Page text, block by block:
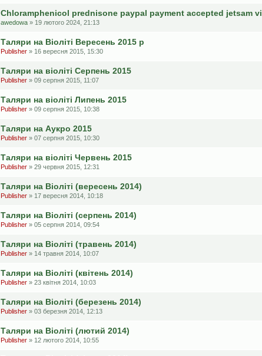
Chloramphenicol prednisone paypal payment accepted jetsam vi
awedowa » 19 лютого 2024, 21:13
Таляри на Віоліті Вересень 2015 р
Publisher » 16 вересня 2015, 15:30
Таляри на віоліті Серпень 2015
Publisher » 09 серпня 2015, 11:07
Таляри на віоліті Липень 2015
Publisher » 09 серпня 2015, 10:38
Таляри на Аукро 2015
Publisher » 07 серпня 2015, 10:30
Таляри на віоліті Червень 2015
Publisher » 29 червня 2015, 12:31
Таляри на Віоліті (вересень 2014)
Publisher » 17 вересня 2014, 10:18
Таляри на Віоліті (серпень 2014)
Publisher » 05 серпня 2014, 09:54
Таляри на Віоліті (травень 2014)
Publisher » 14 травня 2014, 10:07
Таляри на Віоліті (квітень 2014)
Publisher » 23 квітня 2014, 10:03
Таляри на Віоліті (березень 2014)
Publisher » 03 березня 2014, 12:13
Таляри на Віоліті (лютий 2014)
Publisher » 12 лютого 2014, 10:55